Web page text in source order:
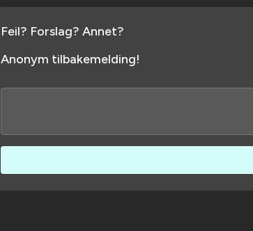
Feil? Forslag? Annet?
Anonym tilbakemelding!